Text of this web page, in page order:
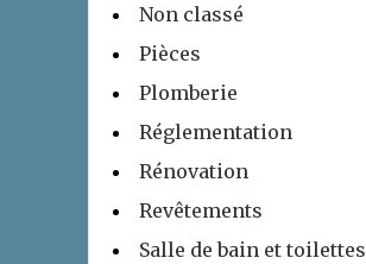
Non classé
Pièces
Plomberie
Réglementation
Rénovation
Revêtements
Salle de bain et toilettes